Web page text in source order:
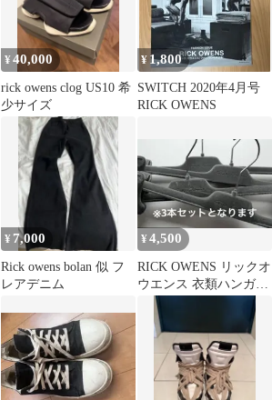
¥40,000
rick owens clog US10 希
少サイズ
¥ 1,800
SWITCH 2020年4月号
RICK OWENS
¥ 7,000
Rick owens bolan 似 フ
レアデニム
¥4,500
RICK OWENS リックオ
ウエンス 衣類ハンガー
3本セット マイネッテ